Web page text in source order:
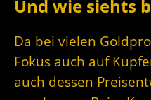
Und wie siehts
Da bei vielen
Fokus auch auf
auch dessen